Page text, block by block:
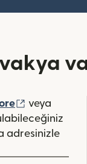
açılır)
(yeni
veya
adresinizle